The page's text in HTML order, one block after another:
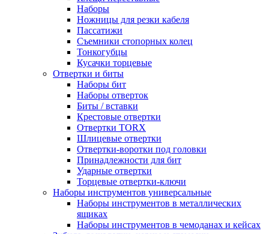
Наборы
Ножницы для резки кабеля
Пассатижи
Съемники стопорных колец
Тонкогубцы
Кусачки торцевые
Отвертки и биты
Наборы бит
Наборы отверток
Биты / вставки
Крестовые отвертки
Отвертки TORX
Шлицевые отвертки
Отвертки-воротки под головки
Принадлежности для бит
Ударные отвертки
Торцевые отвертки-ключи
Наборы инструментов универсальные
Наборы инструментов в металлических
ящиках
Наборы инструментов в чемоданах и кейсах